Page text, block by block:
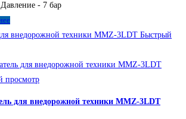
- 7 бар
Быстрый
просмотр
для внедорожной техники MMZ-3LDT